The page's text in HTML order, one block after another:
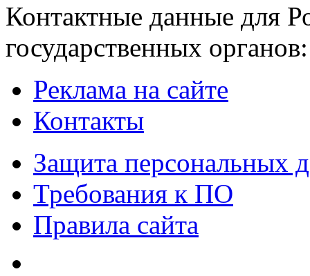
Контактные данные для
государственных
Реклама на сайте
Контакты
Защита персональных
Требования к ПО
Правила сайта